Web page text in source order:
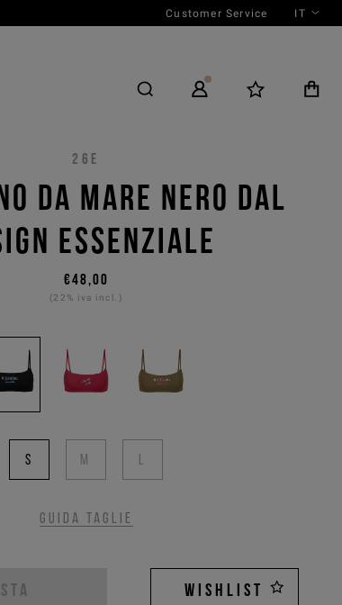
Customer Service IT
26E
DA MARE NERO DAL
ESSENZIALE
€48,00
(22% iva incl.)
S M L
Guida taglie
WISHLIST